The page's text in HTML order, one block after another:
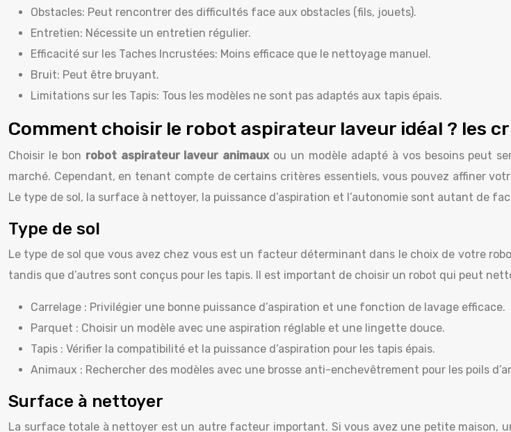
Obstacles: Peut rencontrer des difficultés face aux obstacles (fils, jouets).
Entretien: Nécessite un entretien régulier.
Efficacité sur les Taches Incrustées: Moins efficace que le nettoyage manuel.
Bruit: Peut être bruyant.
Limitations sur les Tapis: Tous les modèles ne sont pas adaptés aux tapis épais.
Comment choisir le robot aspirateur laveur idéal ? les
Choisir le bon robot aspirateur laveur animaux ou un modèle adapté à vos besoins peut
marché. Cependant, en tenant compte de certains critères essentiels, vous pouvez affiner
Le type de sol, la surface à nettoyer, la puissance d’aspiration et l’autonomie sont autant de
Type de sol
Le type de sol que vous avez chez vous est un facteur déterminant dans le choix de votre
tandis que d’autres sont conçus pour les tapis. Il est important de choisir un robot qui peut
Carrelage : Privilégier une bonne puissance d’aspiration et une fonction de lavage efficace.
Parquet : Choisir un modèle avec une aspiration réglable et une lingette douce.
Tapis : Vérifier la compatibilité et la puissance d’aspiration pour les tapis épais.
Animaux : Rechercher des modèles avec une brosse anti-enchevêtrement pour les poils
Surface à nettoyer
La surface totale à nettoyer est un autre facteur important. Si vous avez une petite maison,